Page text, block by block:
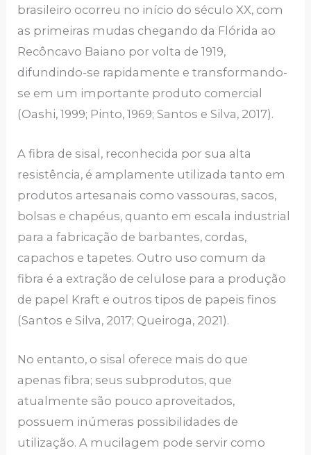
brasileiro ocorreu no início do século XX, com
as primeiras mudas chegando da Flórida ao
Recôncavo Baiano por volta de 1919,
difundindo-se rapidamente e transformando-
se em um importante produto comercial
(Oashi, 1999; Pinto, 1969; Santos e Silva, 2017).
A fibra de sisal, reconhecida por sua alta
resistência, é amplamente utilizada tanto em
produtos artesanais como vassouras, sacos,
bolsas e chapéus, quanto em escala industrial
para a fabricação de barbantes, cordas,
capachos e tapetes. Outro uso comum da
fibra é a extração de celulose para a produção
de papel Kraft e outros tipos de papeis finos
(Santos e Silva, 2017; Queiroga, 2021).
No entanto, o sisal oferece mais do que
apenas fibra; seus subprodutos, que
atualmente são pouco aproveitados,
possuem inúmeras possibilidades de
utilização. A mucilagem pode servir como